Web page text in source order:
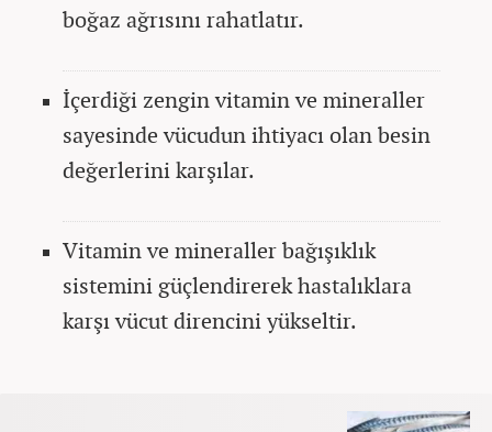
boğaz ağrısını rahatlatır.
İçerdiği zengin vitamin ve mineraller
sayesinde vücudun ihtiyacı olan besin
değerlerini karşılar.
Vitamin ve mineraller bağışıklık
sistemini güçlendirerek hastalıklara
karşı vücut direncini yükseltir.